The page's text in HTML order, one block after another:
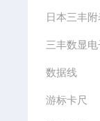
日本三丰附
三丰数显电
数据线
游标卡尺